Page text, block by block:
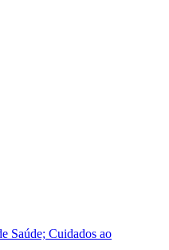
Saúde; Cuidados ao